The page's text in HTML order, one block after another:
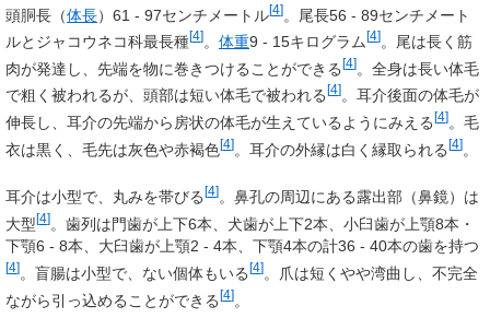
頭胴長（体長）61 - 97センチメートル[4]
。尾長56 - 89センチメート
ルとジャコウネコ科最長種[4] 。 体重9 - 15キログラム [4] 。尾は長く筋
肉が発達し、先端を物に巻きつけることができる[4]。全身は長い体毛
で粗く被われるが、頭部は短い体毛で被われる [4] 。耳介後面の体毛が
伸長し、耳介の先端から房状の体毛が生えているようにみえる [4] 。毛
衣は黒く、毛先は灰色や赤褐色[4]。耳介の外縁は白く縁取られる[4]。
耳介は小型で、丸みを帯びる [4] 。鼻孔の周辺にある露出部（鼻鏡）は
大型[4]。歯列は門歯が上下6本、犬歯が上下2本、小臼歯が上顎8本・
下顎6 - 8本、大臼歯が上顎2 - 4本、下顎4本の計36 - 40本の歯を持つ
[4] 。盲腸は小型で、ない個体もいる [4] 。爪は短くやや湾曲し、不完全
ながら引っ込めることができる[4]。